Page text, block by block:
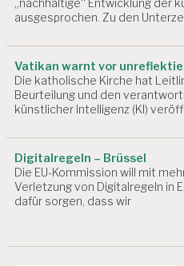
„nachhaltige“ Entwicklung der
ausgesprochen. Zu den
Vatikan warnt vor
Die katholische Kirche hat
Beurteilung und den
künstlicher Intelligenz (KI)
Digitalregeln – Brüssel
Die EU-Kommission will mit
Verletzung von Digitalregeln in
dafür sorgen, dass wir